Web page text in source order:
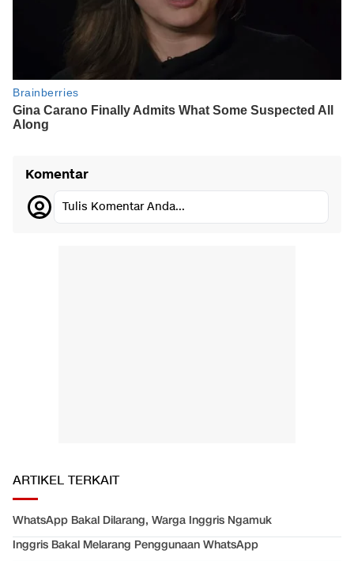
Komentar
Tulis Komentar Anda...
ARTIKEL TERKAIT
WhatsApp Bakal Dilarang, Warga Inggris Ngamuk
Inggris Bakal Melarang Penggunaan WhatsApp